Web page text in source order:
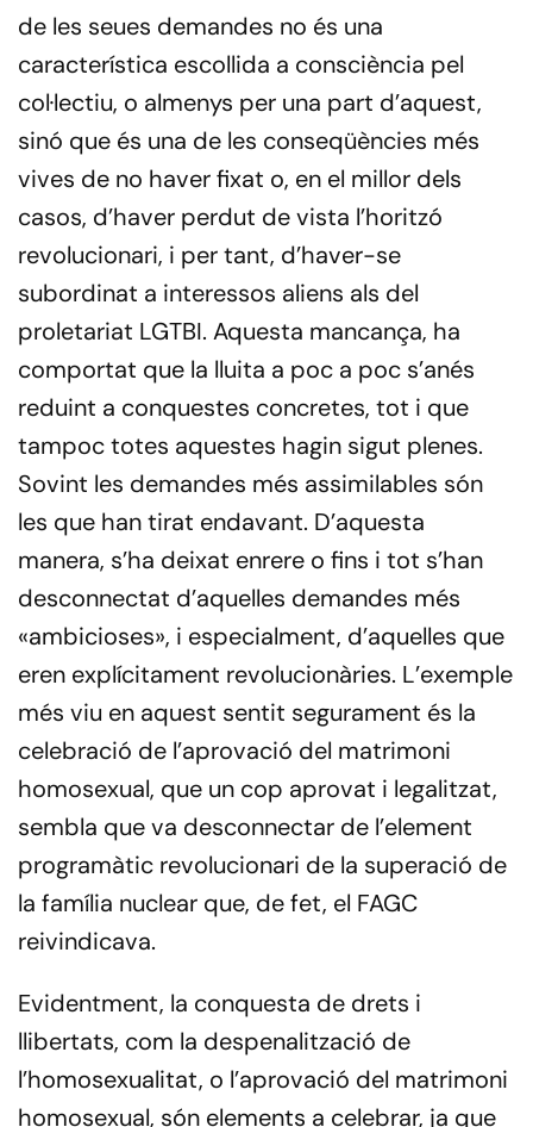
de les seues demandes no és una
característica escollida a consciència pel
col·lectiu, o almenys per una part d’aquest,
sinó que és una de les conseqüències més
vives de no haver fixat o, en el millor dels
casos, d’haver perdut de vista l’horitzó
revolucionari, i per tant, d’haver-se
subordinat a interessos aliens als del
proletariat LGTBI. Aquesta mancança, ha
comportat que la lluita a poc a poc s’anés
reduint a conquestes concretes, tot i que
tampoc totes aquestes hagin sigut plenes.
Sovint les demandes més assimilables són
les que han tirat endavant. D’aquesta
manera, s’ha deixat enrere o fins i tot s’han
desconnectat d’aquelles demandes més
«ambicioses», i especialment, d’aquelles que
eren explícitament revolucionàries. L’exemple
més viu en aquest sentit segurament és la
celebració de l’aprovació del matrimoni
homosexual, que un cop aprovat i legalitzat,
sembla que va desconnectar de l’element
programàtic revolucionari de la superació de
la família nuclear que, de fet, el FAGC
reivindicava.
Evidentment, la conquesta de drets i
llibertats, com la despenalització de
l’homosexualitat, o l’aprovació del matrimoni
homosexual, són elements a celebrar, ja que